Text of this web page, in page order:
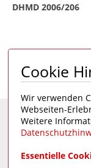
DHMD 2006/206
Seite 1 von 2
Eine Seite
Cookie
Wir verwenden
Webseiten-
Weitere
Essentielle